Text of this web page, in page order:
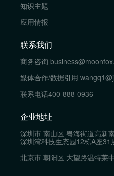
知识主题
应用情报
联系我们
商务咨询
媒体合作/数据引用
联系电话400-888-0936
企业地址
深圳市 南山区 粤海街道高新
深圳湾科技生态园12栋A座31
北京市 朝阳区 大望路温特莱